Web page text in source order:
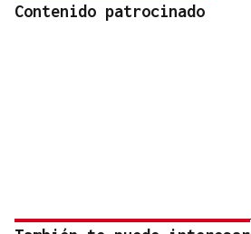
Contenido patrocinado